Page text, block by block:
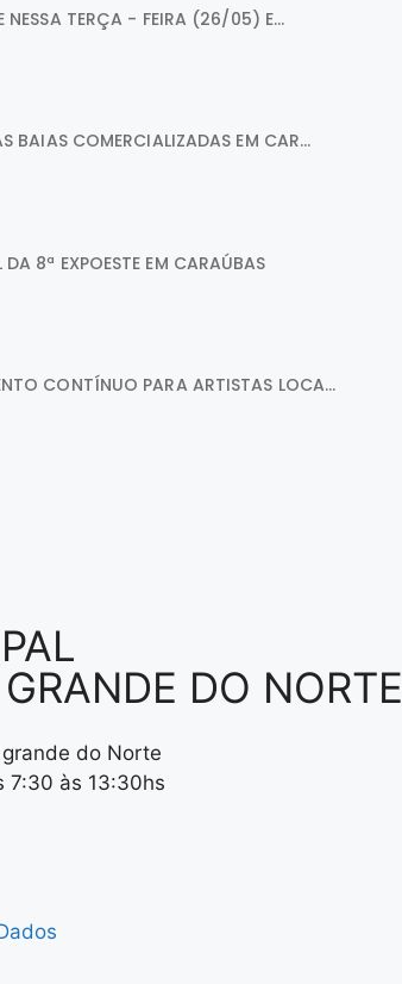
NESSA TERÇA - FEIRA (26/05) E...
BAIAS COMERCIALIZADAS EM CAR...
8ª EXPOESTE EM CARAÚBAS
CONTÍNUO PARA ARTISTAS LOCA...
DO NORTE
do Norte
7:30 às 13:30hs